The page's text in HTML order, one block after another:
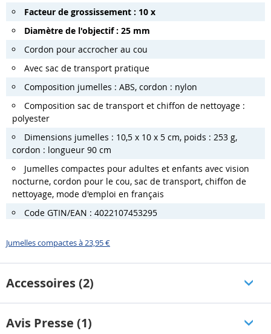
Facteur de grossissement : 10 x
Diamètre de l'objectif : 25 mm
Cordon pour accrocher au cou
Avec sac de transport pratique
Composition jumelles : ABS, cordon : nylon
Composition sac de transport et chiffon de nettoyage :
polyester
Dimensions jumelles : 10,5 x 10 x 5 cm, poids : 253 g,
cordon : longueur 90 cm
Jumelles compactes pour adultes et enfants avec vision
nocturne, cordon pour le cou, sac de transport, chiffon de
nettoyage, mode d'emploi en français
Code GTIN/EAN : 4022107453295
Jumelles compactes à 23,95 €
Accessoires (2)
Avis Presse (1)